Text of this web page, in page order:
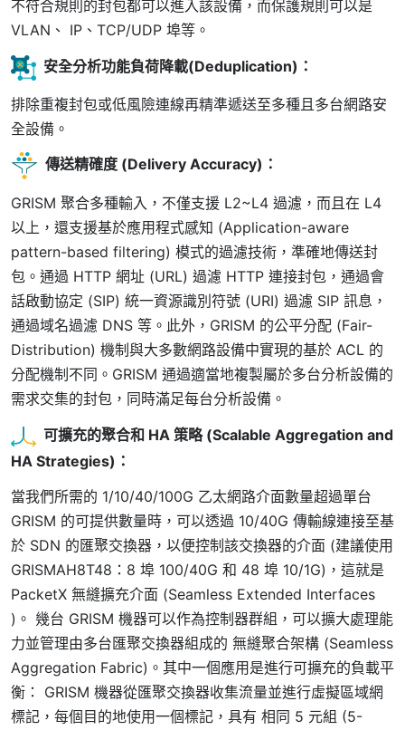
不符合規則的封包都可以進入該設備，而保護規則可以是
VLAN、 IP、TCP/UDP 埠等。
安全分析功能負荷降載(Deduplication) ：
排除重複封包或低風險連線再精準遞送至多種且多台網路安
全設備。
傳送精確度 (Delivery Accuracy) ：
GRISM 聚合多種輸入，不僅支援 L2~L4 過濾，而且在 L4
以上，還支援基於應用程式感知 (Application-aware
pattern-based filtering) 模式的過濾技術，準確地傳送封
包。通過 HTTP 網址 (URL) 過濾 HTTP 連接封包，通過會
話啟動協定 (SIP) 統一資源識別符號 (URI) 過濾 SIP 訊息，
通過域名過濾 DNS 等。此外，GRISM 的公平分配 (Fair-
Distribution) 機制與大多數網路設備中實現的基於 ACL 的
分配機制不同。GRISM 通過適當地複製屬於多台分析設備的
需求交集的封包，同時滿足每台分析設備。
可擴充的聚合和 HA 策略 (Scalable Aggregation and
HA Strategies) ：
當我們所需的 1/10/40/100G 乙太網路介面數量超過單台
GRISM 的可提供數量時，可以透過 10/40G 傳輸線連接至基
於 SDN 的匯聚交換器，以便控制該交換器的介面 (建議使用
GRISMAH8T48：8 埠 100/40G 和 48 埠 10/1G)，這就是
PacketX 無縫擴充介面 (Seamless Extended Interfaces
)。 幾台 GRISM 機器可以作為控制器群組，可以擴大處理能
力並管理由多台匯聚交換器組成的 無縫聚合架構 (Seamless
Aggregation Fabric)。其中一個應用是進行可擴充的負載平
衡： GRISM 機器從匯聚交換器收集流量並進行虛擬區域網
標記，每個目的地使用一個標記，具有 相同 5 元組 (5-